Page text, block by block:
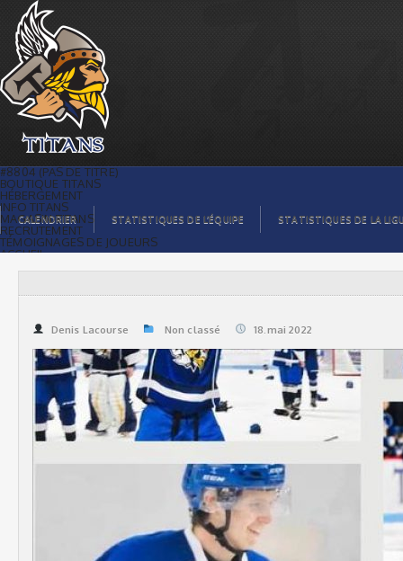
| Titans de témiscaming
#8804 (PAS DE TITRE)
BOUTIQUE TITANS
HÉBERGEMENT
INFO TITANS
MAGASIN TITANS
RECRUTEMENT
TÉMOIGNAGES DE JOUEURS
ACCUEIL
STATISTIQUES
JOUEURS
CALENDRIER
GALERIE VIDÉOS
COMMANDITAIRES
STATISTIQUES DE LA LIGUE
CALENDRIER STATISTIQUES DE L’ÉQUIPE STATISTIQUES DE LA
Denis Lacourse Non classé 18.mai 2022